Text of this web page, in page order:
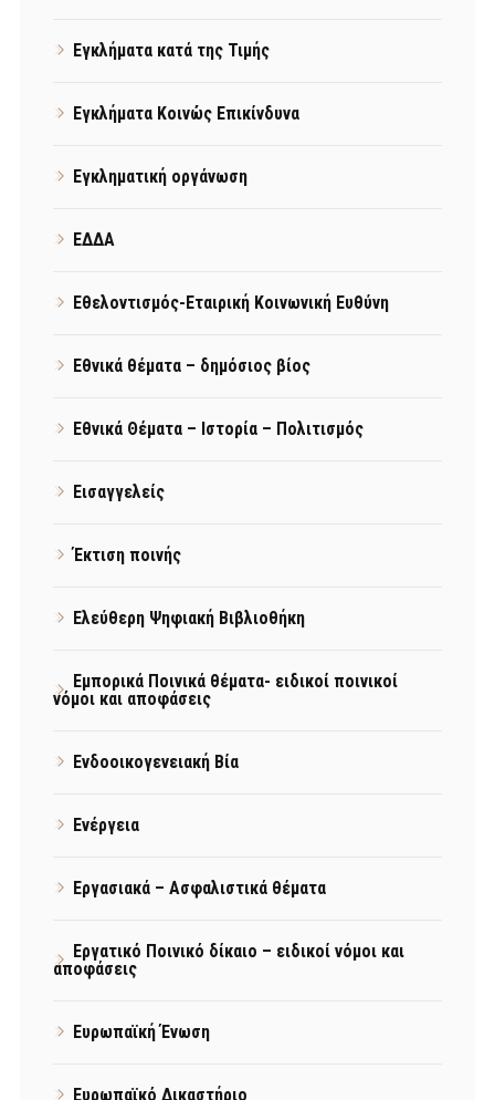
Εγκλήματα κατά της Τιμής
Εγκλήματα Κοινώς Επικίνδυνα
Εγκληματική οργάνωση
ΕΔΔΑ
Εθελοντισμός-Εταιρική Κοινωνική Ευθύνη
Εθνικά θέματα – δημόσιος βίος
Εθνικά Θέματα – Ιστορία – Πολιτισμός
Εισαγγελείς
Έκτιση ποινής
Ελεύθερη Ψηφιακή Βιβλιοθήκη
Εμπορικά Ποινικά θέματα- ειδικοί ποινικοί
νόμοι και αποφάσεις
Ενδοοικογενειακή Βία
Ενέργεια
Εργασιακά – Ασφαλιστικά θέματα
Εργατικό Ποινικό δίκαιο – ειδικοί νόμοι και
αποφάσεις
Ευρωπαϊκή Ένωση
Ευρωπαϊκό Δικαστήριο